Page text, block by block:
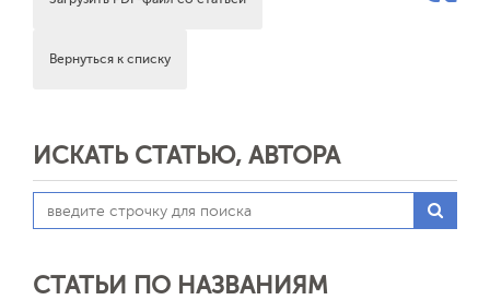
Вернуться к списку
ИСКАТЬ СТАТЬЮ, АВТОРА
СТАТЬИ ПО НАЗВАНИЯМ